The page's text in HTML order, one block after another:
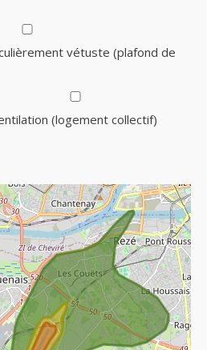
vétuste (plafond de
(logement collectif)